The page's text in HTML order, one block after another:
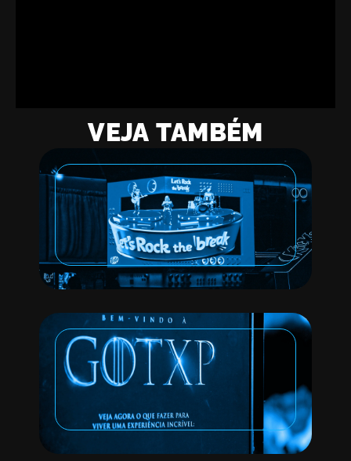
VEJA TAMBÉM
LIVE MARKETING
THE TOWN
VIDEO MAPPING
CCXP | HBO | GAME